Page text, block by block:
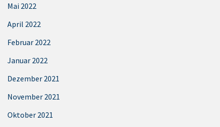
Mai 2022
April 2022
Februar 2022
Januar 2022
Dezember 2021
November 2021
Oktober 2021